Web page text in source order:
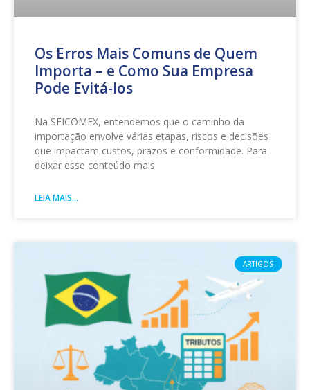
Os Erros Mais Comuns de Quem
Importa – e Como Sua Empresa
Pode Evitá-los
Na SEICOMEX, entendemos que o caminho da
importação envolve várias etapas, riscos e decisões
que impactam custos, prazos e conformidade. Para
deixar esse conteúdo mais
LEIA MAIS...
ARTIGOS